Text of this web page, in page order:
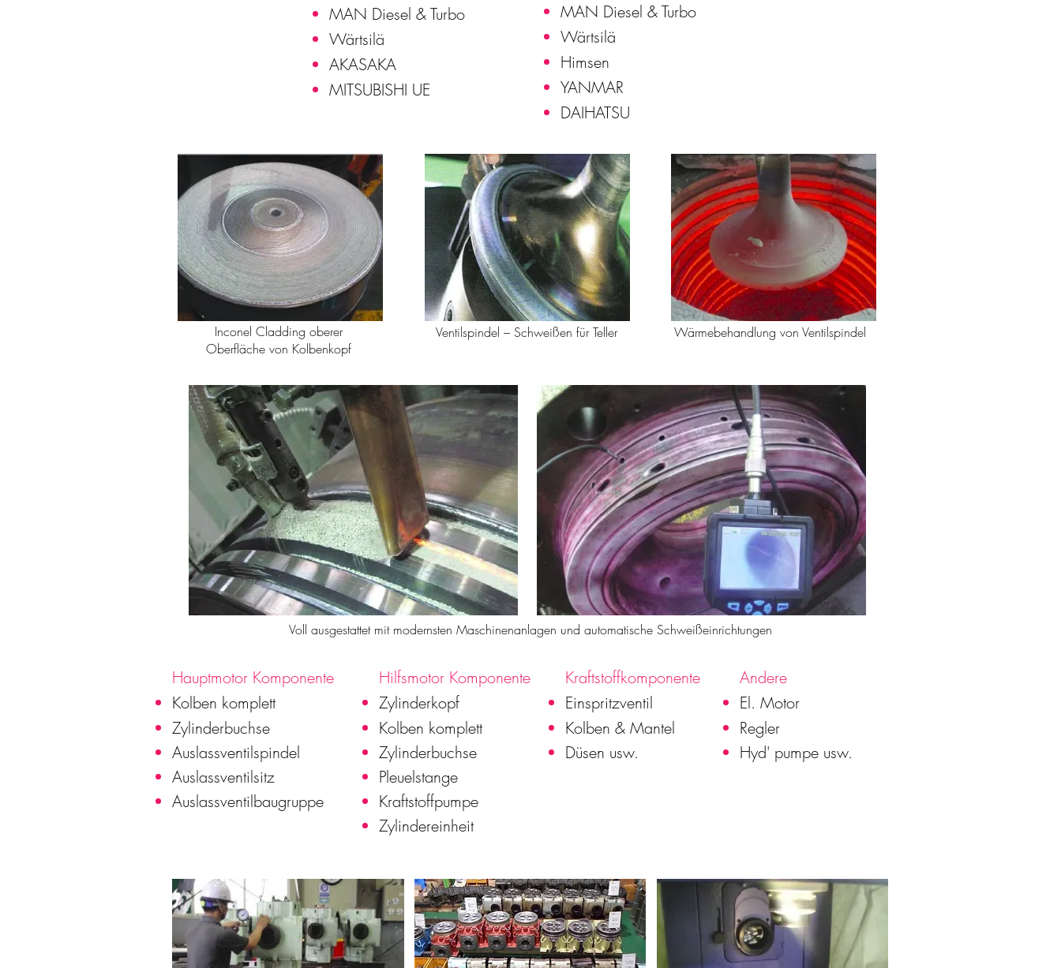
MAN Diesel & Turbo
Wärtsilä
AKASAKA
MITSUBISHI UE
MAN Diesel & Turbo
Wärtsilä
Himsen
YANMAR
DAIHATSU
Inconel Cladding oberer
Oberfläche von Kolbenkopf
Ventilspindel – Schweißen für Teller Wärmebehandlung von Ventilspindel
Voll ausgestattet mit modernsten Maschinenanlagen und automatische Schweißeinrichtungen
Hauptmotor Komponente
Kolben komplett
Zylinderbuchse
Auslassventilspindel
Auslassventilsitz
Auslassventilbaugruppe
Hilfsmotor Komponente
Zylinderkopf
Kolben komplett
Zylinderbuchse
Pleuelstange
Kraftstoffpumpe
Zylindereinheit
Kraftstoffkomponente
Einspritzventil
Kolben & Mantel
Düsen usw.
Andere
El. Motor
Regler
Hyd' pumpe usw.